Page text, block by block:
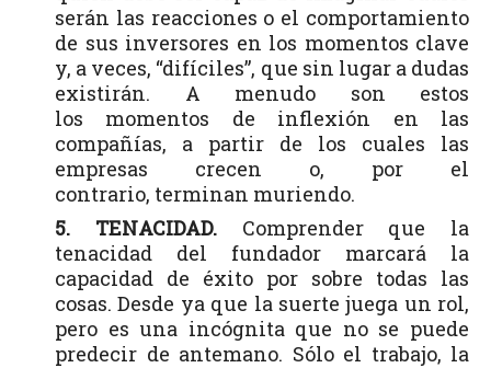
serán las reacciones o el comportamiento
de sus inversores en los momentos clave
y, a veces, “difíciles”, que sin lugar a dudas
existirán. A menudo son estos
los momentos de inflexión en las
compañías, a partir de los cuales las
empresas crecen o, por el
contrario, terminan muriendo.
5. TENACIDAD.Comprender que la
tenacidad del fundador marcará la
capacidad de éxito por sobre todas las
cosas. Desde ya que la suerte juega un rol,
pero es una incógnita que no se puede
predecir de antemano. Sólo el trabajo, la